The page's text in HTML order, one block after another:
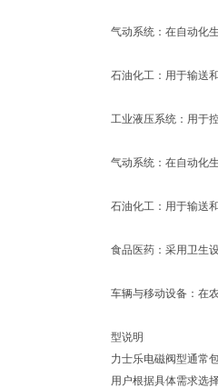
气动系统：在自动化
石油化工：用于输送
工业液压系统：用于
气动系统：在自动化
石油化工：用于输送
食品医药：采用卫生
车辆与移动设备：在
型说明
力士乐电磁阀型通常
用户根据具体需求选